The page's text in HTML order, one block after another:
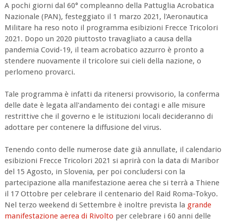
A pochi giorni dal 60° compleanno della Pattuglia Acrobatica
Nazionale (PAN), festeggiato il 1 marzo 2021, l'Aeronautica
Militare ha reso noto il programma esibizioni Frecce Tricolori
2021. Dopo un 2020 piuttosto travagliato a causa della
pandemia Covid-19, il team acrobatico azzurro è pronto a
stendere nuovamente il tricolore sui cieli della nazione, o
perlomeno provarci.
Tale programma è infatti da ritenersi provvisorio, la conferma
delle date è legata all'andamento dei contagi e alle misure
restrittive che il governo e le istituzioni locali decideranno di
adottare per contenere la diffusione del virus.
Tenendo conto delle numerose date già annullate, il calendario
esibizioni Frecce Tricolori 2021 si aprirà con la data di Maribor
del 15 Agosto, in Slovenia, per poi concludersi con la
partecipazione alla manifestazione aerea che si terrà a Thiene
il 17 Ottobre per celebrare il centenario del Raid Roma-Tokyo.
Nel terzo weekend di Settembre è inoltre prevista la grande
manifestazione aerea di Rivolto per celebrare i 60 anni delle